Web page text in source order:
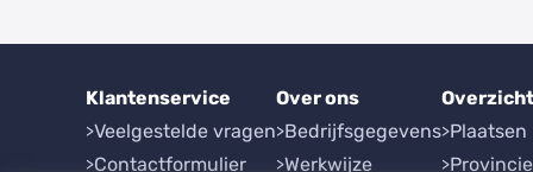
Klantenservice
Veelgestelde vragen
Contactformulier
Over ons
Bedrijfsgegevens
Werkwijze
Plaatsen